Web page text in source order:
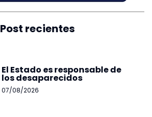
Post recientes
El Estado es responsable de
los desaparecidos
07/08/2026